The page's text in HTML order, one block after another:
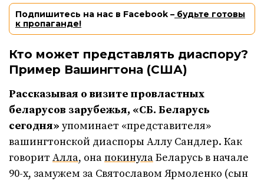
Подпишитесь на нас в Facebook – будьте готовы
к пропаганде!
Кто может представлять диаспору?
Пример Вашингтона (США)
Рассказывая о визите провластных
беларусов зарубежья, «СБ. Беларусь
сегодня» упоминает «представителя»
вашингтонской диаспоры Аллу Сандлер. Как
говорит Алла, онапокинулаБеларусь в начале
90-х, замужем за Святославом Ярмоленко (сын